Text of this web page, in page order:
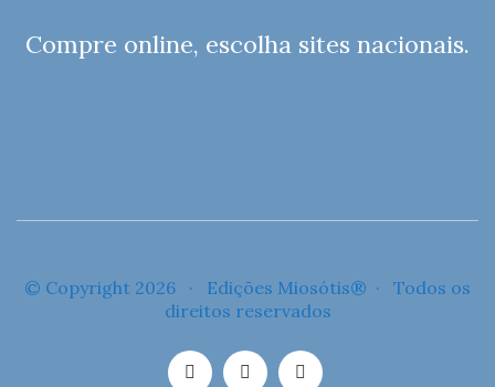
Compre online, escolha sites nacionais.
© Copyright 2026 · Edições Miosótis® · Todos os
direitos reservados